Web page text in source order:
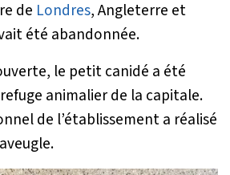
de Londres, Angleterre et
été abandonnée.
le petit canidé a été
animalier de la capitale.
de l’établissement a réalisé